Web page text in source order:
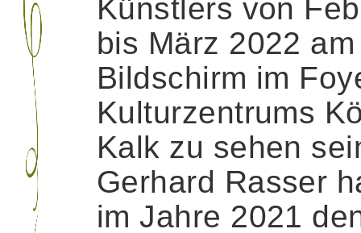
Künstlers von
bis März 2022 am
Bildschirm im
Kulturzentrums
Kalk zu sehen
Gerhard Rasser
im Jahre 2021